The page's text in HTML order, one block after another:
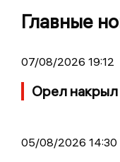
Главные
07/08/2026 19:12
Орел
05/08/2026 14:30